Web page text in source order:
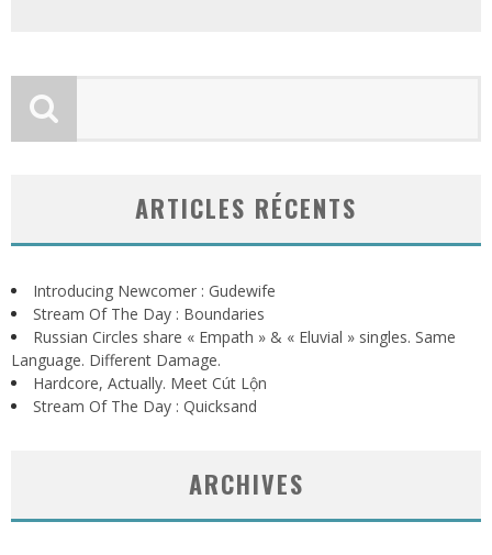
ARTICLES RÉCENTS
Introducing Newcomer : Gudewife
Stream Of The Day : Boundaries
Russian Circles share « Empath » & « Eluvial » singles. Same
Language. Different Damage.
Hardcore, Actually. Meet Cút Lộn
Stream Of The Day : Quicksand
ARCHIVES